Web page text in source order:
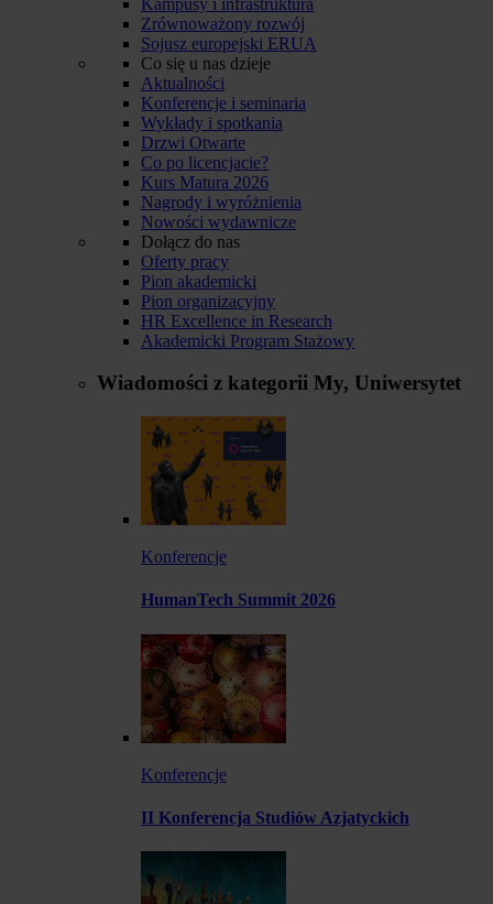
Zrównoważony rozwój
Sojusz europejski ERUA
Co się u nas dzieje
Aktualności
Konferencje i seminaria
Wykłady i spotkania
Drzwi Otwarte
Co po licencjacie?
Kurs Matura 2026
Nagrody i wyróżnienia
Nowości wydawnicze
Dołącz do nas
Oferty pracy
Pion akademicki
Pion organizacyjny
HR Excellence in Research
Akademicki Program Stażowy
Wiadomości z kategorii My, Uniwersytet
Konferencje
HumanTech Summit 2026
Konferencje
II Konferencja Studiów Azjatyckich